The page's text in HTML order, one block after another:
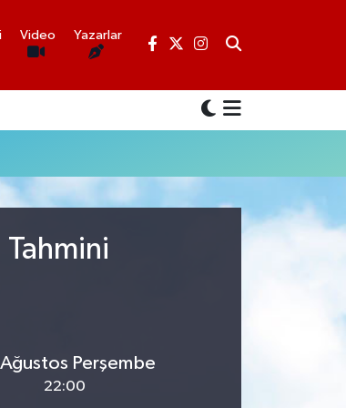
Video Yazarlar
Tahmini
Perşembe
22:00